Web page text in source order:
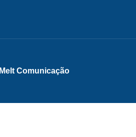
Melt Comunicação